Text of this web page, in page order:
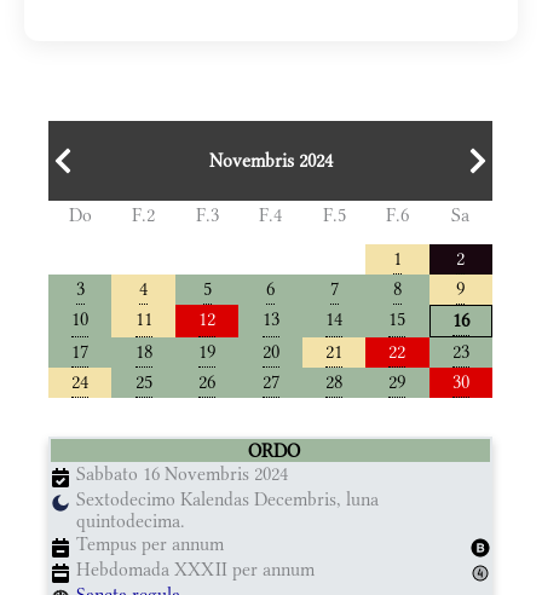
Novembris 2024
Do F.2 F.3 F.4 F.5 F.6
Sa
1
2
3
4 5 6 7 8
9
10
11 12 13 14 15
16
17
18 19 20 21 22
23
24
25 26 27 28 29 30
ORDO
Sabbato 16 Novembris 2024
Sextodecimo Kalendas Decembris, luna
quintodecima.
Tempus per annum
Hebdomada XXXII per annum